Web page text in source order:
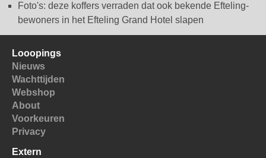
Foto's: deze koffers verraden dat ook bekende Efteling-
bewoners in het Efteling Grand Hotel slapen
Looopings
Nieuws
Wachttijden
Webshop
About
Voorkeuren
Privacy
Extern